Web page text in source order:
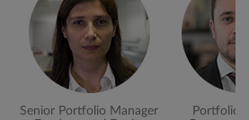
Senior Portfolio Manager
Portfolio